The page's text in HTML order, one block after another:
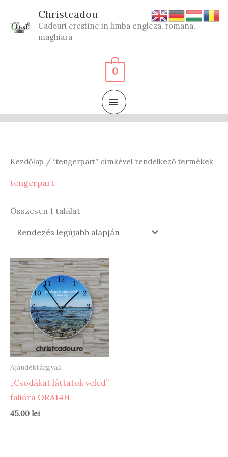
content
Christcadou
Cadouri crestine in limba engleza, romana,
maghiara
MAIN
MENU
0
Kezdőlap / “tengerpart” címkével rendelkező termékek
tengerpart
Összesen 1 találat
Ajándéktárgyak
„Csodákat láttatok veled”
falióra ORA14H
45.00 lei